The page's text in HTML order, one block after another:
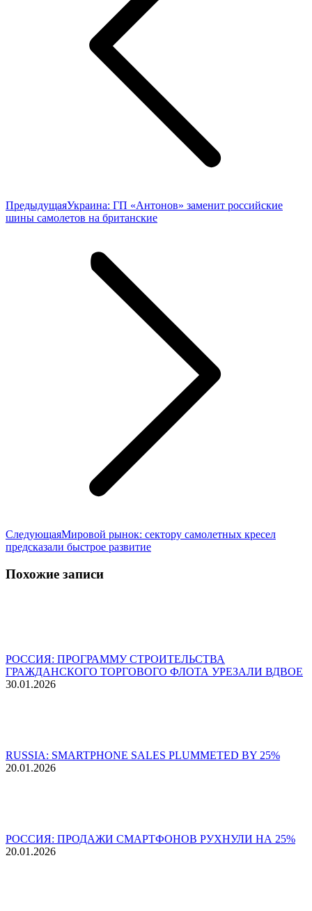
ПредыдущаяПредыдущая
запись:
Украина: ГП «Антонов» заменит российские
шины самолетов на британские
СледующаяСледующая
запись:
Мировой рынок: сектору самолетных кресел
предсказали быстрое развитие
Похожие записи
РОССИЯ: ПРОГРАММУ СТРОИТЕЛЬСТВА
ГРАЖДАНСКОГО ТОРГОВОГО ФЛОТА УРЕЗАЛИ ВДВОЕ
30.01.2026
RUSSIA: SMARTPHONE SALES PLUMMETED BY 25%
20.01.2026
РОССИЯ: ПРОДАЖИ СМАРТФОНОВ РУХНУЛИ НА 25%
20.01.2026